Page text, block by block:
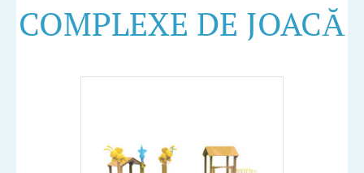
COMPLEXE DE JOACĂ